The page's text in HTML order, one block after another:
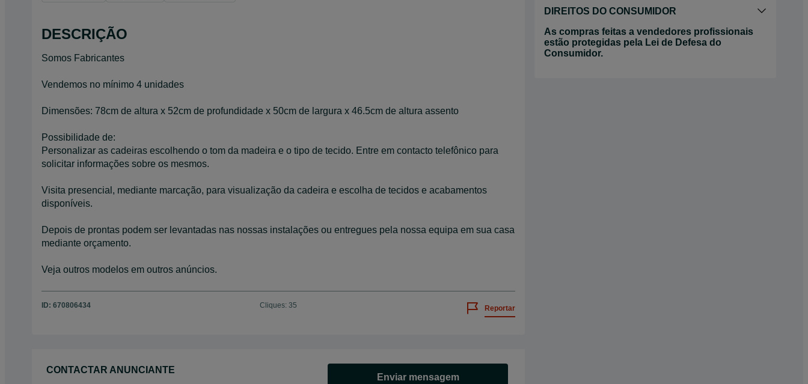
DESCRIÇÃO
Somos Fabricantes
Vendemos no mínimo 4 unidades
Dimensões: 78cm de altura x 52cm de profundidade x 50cm de largura x 46.5cm de altura assento
Possibilidade de:
Personalizar as cadeiras escolhendo o tom da madeira e o tipo de tecido. Entre em contacto telefônico para
solicitar informações sobre os mesmos.
Visita presencial, mediante marcação, para visualização da cadeira e escolha de tecidos e acabamentos
disponíveis.
Depois de prontas podem ser levantadas nas nossas instalações ou entregues pela nossa equipa em sua casa
mediante orçamento.
Veja outros modelos em outros anúncios.
ID: 670806434 Cliques: 35 Reportar
CONTACTAR ANUNCIANTE
Enviar mensagem
DIREITOS DO CONSUMIDOR
As compras feitas a vendedores profissionais
estão protegidas pela Lei de Defesa do
Consumidor.